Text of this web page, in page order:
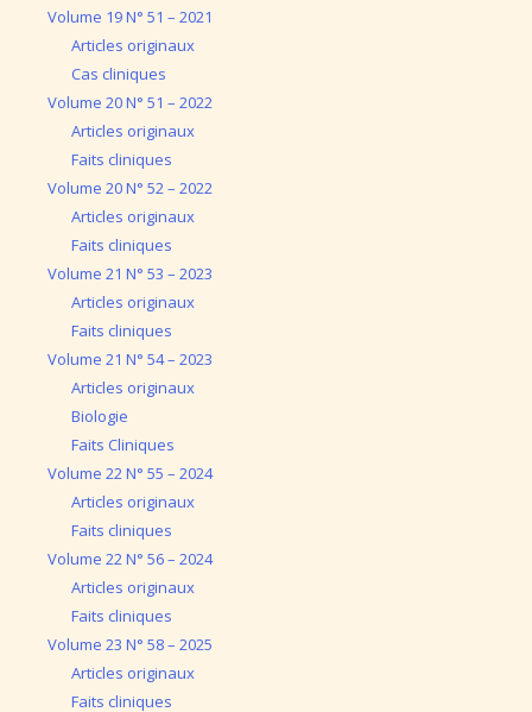
Volume 19 N° 51 – 2021
Articles originaux
Cas cliniques
Volume 20 N° 51 – 2022
Articles originaux
Faits cliniques
Volume 20 N° 52 – 2022
Articles originaux
Faits cliniques
Volume 21 N° 53 – 2023
Articles originaux
Faits cliniques
Volume 21 N° 54 – 2023
Articles originaux
Biologie
Faits Cliniques
Volume 22 N° 55 – 2024
Articles originaux
Faits cliniques
Volume 22 N° 56 – 2024
Articles originaux
Faits cliniques
Volume 23 N° 58 – 2025
Articles originaux
Faits cliniques